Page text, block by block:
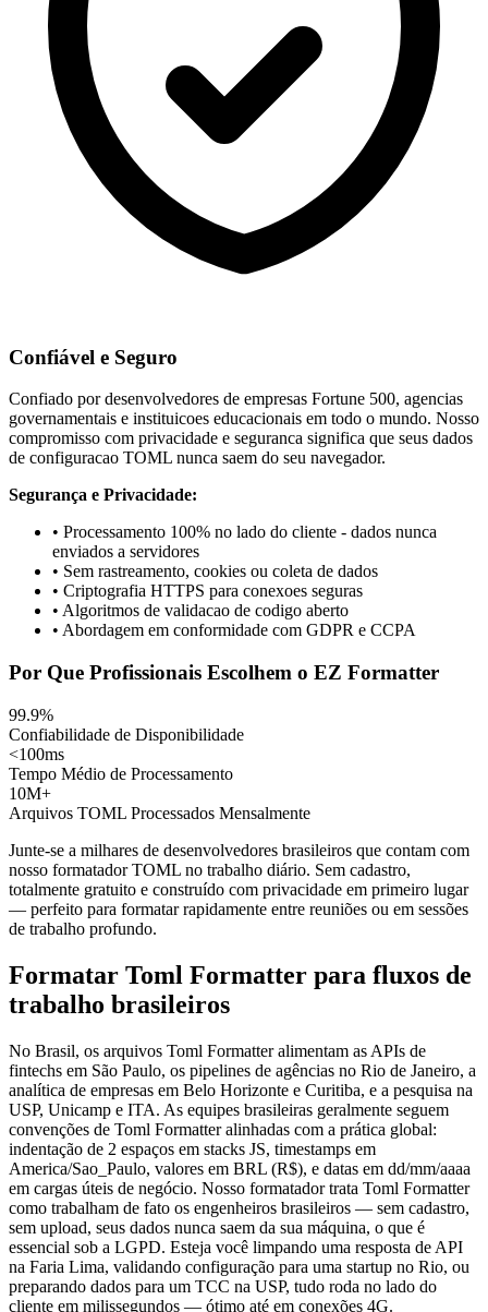
Confiável e Seguro
Confiado por desenvolvedores de empresas Fortune 500, agencias
governamentais e instituicoes educacionais em todo o mundo. Nosso
compromisso com privacidade e seguranca significa que seus dados
de configuracao TOML nunca saem do seu navegador.
Segurança e Privacidade:
• Processamento 100% no lado do cliente - dados nunca
enviados a servidores
• Sem rastreamento, cookies ou coleta de dados
• Criptografia HTTPS para conexoes seguras
• Algoritmos de validacao de codigo aberto
• Abordagem em conformidade com GDPR e CCPA
Por Que Profissionais Escolhem o EZ Formatter
99.9%
Confiabilidade de Disponibilidade
<100ms
Tempo Médio de Processamento
10M+
Arquivos TOML Processados Mensalmente
Junte-se a milhares de desenvolvedores brasileiros que contam com
nosso formatador TOML no trabalho diário. Sem cadastro,
totalmente gratuito e construído com privacidade em primeiro lugar
— perfeito para formatar rapidamente entre reuniões ou em sessões
de trabalho profundo.
Formatar Toml Formatter para fluxos de
trabalho brasileiros
No Brasil, os arquivos Toml Formatter alimentam as APIs de
fintechs em São Paulo, os pipelines de agências no Rio de Janeiro, a
analítica de empresas em Belo Horizonte e Curitiba, e a pesquisa na
USP, Unicamp e ITA. As equipes brasileiras geralmente seguem
convenções de Toml Formatter alinhadas com a prática global:
indentação de 2 espaços em stacks JS, timestamps em
America/Sao_Paulo, valores em BRL (R$), e datas em dd/mm/aaaa
em cargas úteis de negócio. Nosso formatador trata Toml Formatter
como trabalham de fato os engenheiros brasileiros — sem cadastro,
sem upload, seus dados nunca saem da sua máquina, o que é
essencial sob a LGPD. Esteja você limpando uma resposta de API
na Faria Lima, validando configuração para uma startup no Rio, ou
preparando dados para um TCC na USP, tudo roda no lado do
cliente em milissegundos — ótimo até em conexões 4G.